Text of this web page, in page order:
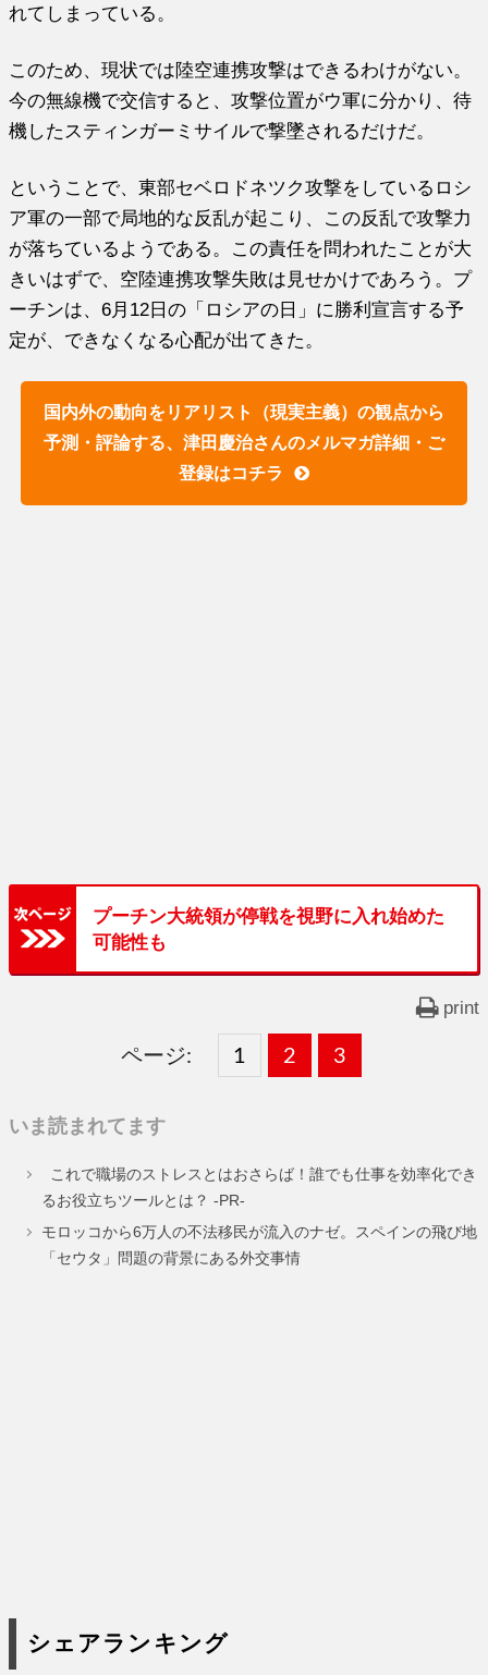
れてしまっている。
このため、現状では陸空連携攻撃はできるわけがない。
今の無線機で交信すると、攻撃位置がウ軍に分かり、待
機したスティンガーミサイルで撃墜されるだけだ。
ということで、東部セベロドネツク攻撃をしているロシ
ア軍の一部で局地的な反乱が起こり、この反乱で攻撃力
が落ちているようである。この責任を問われたことが大
きいはずで、空陸連携攻撃失敗は見せかけであろう。プ
ーチンは、6月12日の「ロシアの日」に勝利宣言する予
定が、できなくなる心配が出てきた。
国内外の動向をリアリスト（現実主義）の観点から
予測・評論する、津田慶治さんのメルマガ詳細・ご
登録はコチラ
プーチン大統領が停戦を視野に入れ始めた
可能性も
print
ページ:
固
ー
ジ
1 ,
固
ー
ジ
2 ,
固
ー
ジ
3
いま読まれてます
これで職場のストレスとはおさらば！誰でも仕事を効率化でき
るお役立ちツールとは？ -PR-
モロッコから6万人の不法移民が流入のナゼ。スペインの飛び地
「セウタ」問題の背景にある外交事情
シェアランキング